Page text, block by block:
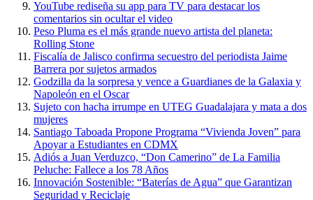
YouTube rediseña su app para TV para destacar los
comentarios sin ocultar el video
Peso Pluma es el más grande nuevo artista del planeta:
Rolling Stone
Fiscalía de Jalisco confirma secuestro del periodista Jaime
Barrera por sujetos armados
Godzilla da la sorpresa y vence a Guardianes de la Galaxia y
Napoleón en el Oscar
Sujeto con hacha irrumpe en UTEG Guadalajara y mata a dos
mujeres
Santiago Taboada Propone Programa “Vivienda Joven” para
Apoyar a Estudiantes en CDMX
Adiós a Juan Verduzco, “Don Camerino” de La Familia
Peluche: Fallece a los 78 Años
Innovación Sostenible: “Baterías de Agua” que Garantizan
Seguridad y Reciclaje